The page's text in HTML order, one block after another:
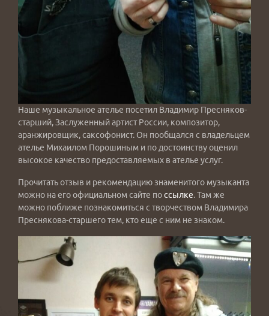
Наше музыкальное ателье посетил Владимир Пресняков-
старший, Заслуженный артист России, композитор,
аранжировщик, саксофонист. Он пообщался с владельцем
ателье Михаилом Порошиным и по достоинству оценил
высокое качество предоставляемых в ателье услуг.
Прочитать отзыв и рекомендацию знаменитого музыканта
можно на его официальном сайте поссылке. Там же
можно поближе познакомиться с творчеством Владимира
Преснякова-старшего тем, кто еще с ним не знаком.